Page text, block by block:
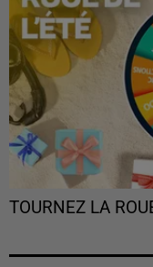
TOURNEZ LA